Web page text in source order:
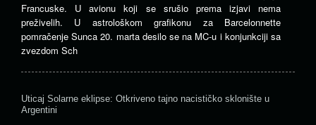
Francuske. U avionu koji se srušio prema izjavi nema
preživelih. U astrološkom grafikonu za Barcelonnette
pomračenje Sunca 20. marta desilo se na MC-u i konjunkciji sa
zvezdom Sch
Uticaj Solarne eklipse: Otkriveno tajno nacističko sklonište u
Argentini